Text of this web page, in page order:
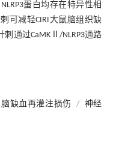
蛋白均存在特异性相
可减轻CIRI大鼠脑组织缺
通过CaMKⅡ/NLRP3通路
脑缺血再灌注损伤 / 神经